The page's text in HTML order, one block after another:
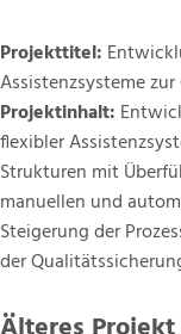
Projekttitel:
Assistenzsysteme
Projektinhalt:
flexibler
Strukturen mit
manuellen und
Steigerung der
der